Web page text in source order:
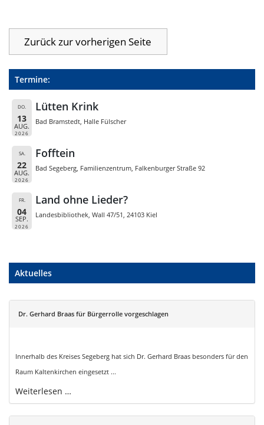
Termine:
DO.
13
AUG.
2026
Lütten Krink
Bad Bramstedt, Halle Fülscher
SA.
22
AUG.
2026
Fofftein
Bad Segeberg, Familienzentrum, Falkenburger Straße 92
FR.
04
SEP.
2026
Land ohne Lieder?
Landesbibliothek, Wall 47/51, 24103 Kiel
Aktuelles
Dr. Gerhard Braas für Bürgerrolle vorgeschlagen
Innerhalb des Kreises Segeberg hat sich Dr. Gerhard Braas besonders für den
Raum Kaltenkirchen eingesetzt ...
Weiterlesen …